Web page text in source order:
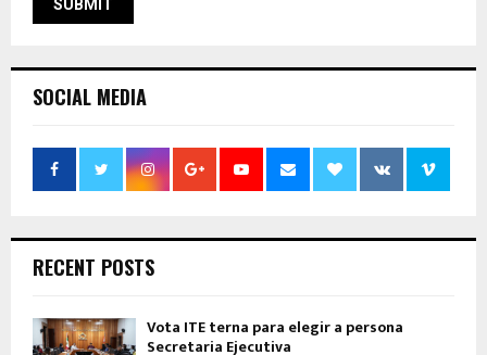
SOCIAL MEDIA
RECENT POSTS
Vota ITE terna para elegir a persona
Secretaria Ejecutiva